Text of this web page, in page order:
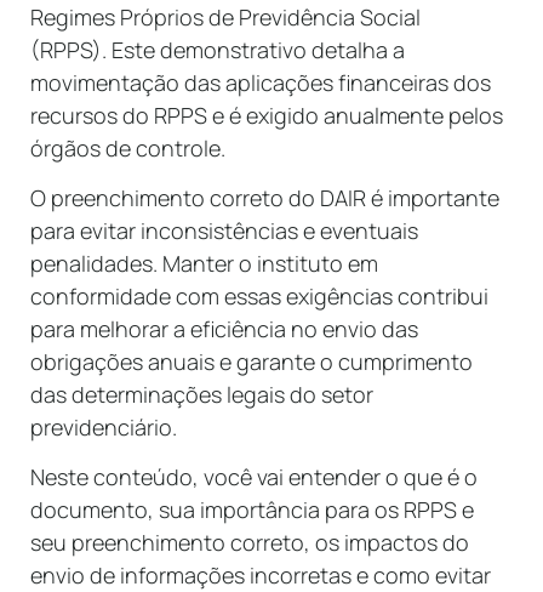
Regimes Próprios de Previdência Social
(RPPS). Este demonstrativo detalha a
movimentação das aplicações financeiras dos
recursos do RPPS e é exigido anualmente pelos
órgãos de controle.
O preenchimento correto do DAIR é importante
para evitar inconsistências e eventuais
penalidades. Manter o instituto em
conformidade com essas exigências contribui
para melhorar a eficiência no envio das
obrigações anuais e garante o cumprimento
das determinações legais do setor
previdenciário.
Neste conteúdo, você vai entender o que é o
documento, sua importância para os RPPS e
seu preenchimento correto, os impactos do
envio de informações incorretas e como evitar